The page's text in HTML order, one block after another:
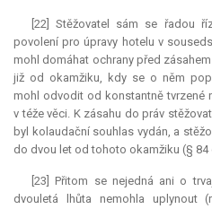
[22] Stěžovatel sám se řadou
povolení pro úpravy hotelu v
mohl domáhat ochrany před
již od okamžiku, kdy se o něm
mohl odvodit od konstantně tvrzené
v téže věci. K zásahu do práv
byl kolaudační souhlas vydán, a
do dvou let od tohoto okamžiku (§ 84
[23] Přitom se nejedná ani o
dvouletá lhůta nemohla uplynout